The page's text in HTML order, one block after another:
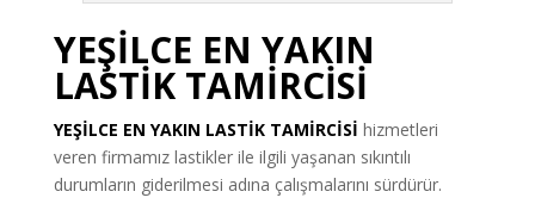
YEŞİLCE EN YAKIN
LASTİK TAMİRCİSİ
YEŞİLCE EN YAKIN LASTİK TAMİRCİSİ hizmetleri
veren firmamız lastikler ile ilgili yaşanan sıkıntılı
durumların giderilmesi adına çalışmalarını sürdürür.